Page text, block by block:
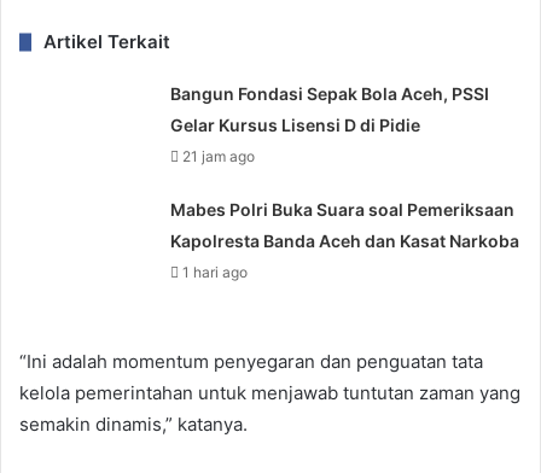
Artikel Terkait
Bangun Fondasi Sepak Bola Aceh, PSSI
Gelar Kursus Lisensi D di Pidie
21 jam ago
Mabes Polri Buka Suara soal Pemeriksaan
Kapolresta Banda Aceh dan Kasat Narkoba
1 hari ago
“Ini adalah momentum penyegaran dan penguatan tata
kelola pemerintahan untuk menjawab tuntutan zaman yang
semakin dinamis,” katanya.